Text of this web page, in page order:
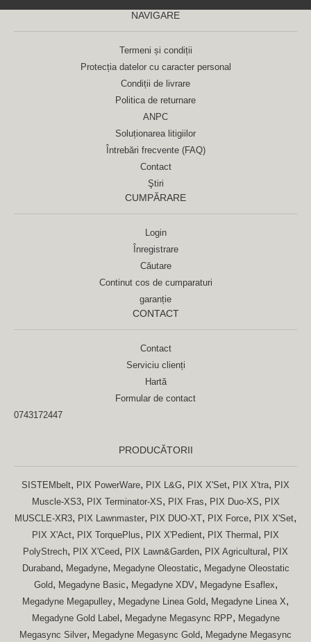
NAVIGARE
Termeni și condiții
Protecția datelor cu caracter personal
Condiții de livrare
Politica de returnare
ANPC
Soluționarea litigiilor
Întrebări frecvente (FAQ)
Contact
Ştiri
CUMPĂRARE
Login
Înregistrare
Căutare
Continut cos de cumparaturi
garanție
CONTACT
Contact
Serviciu clienți
Hartă
Formular de contact
0743172447
PRODUCĂTORII
SISTEMbelt, PIX PowerWare, PIX L&G, PIX X'Set, PIX X'tra, PIX
Muscle-XS3, PIX Terminator-XS, PIX Fras, PIX Duo-XS, PIX
MUSCLE-XR3, PIX Lawnmaster, PIX DUO-XT, PIX Force, PIX X'Set,
PIX X'Act, PIX TorquePlus, PIX X'Pedient, PIX Thermal, PIX
PolyStrech, PIX X'Ceed, PIX Lawn&Garden, PIX Agricultural, PIX
Duraband, Megadyne, Megadyne Oleostatic, Megadyne Oleostatic
Gold, Megadyne Basic, Megadyne XDV, Megadyne Esaflex,
Megadyne Megapulley, Megadyne Linea Gold, Megadyne Linea X,
Megadyne Gold Label, Megadyne Megasync RPP, Megadyne
Megasync Silver, Megadyne Megasync Gold, Megadyne Megasync